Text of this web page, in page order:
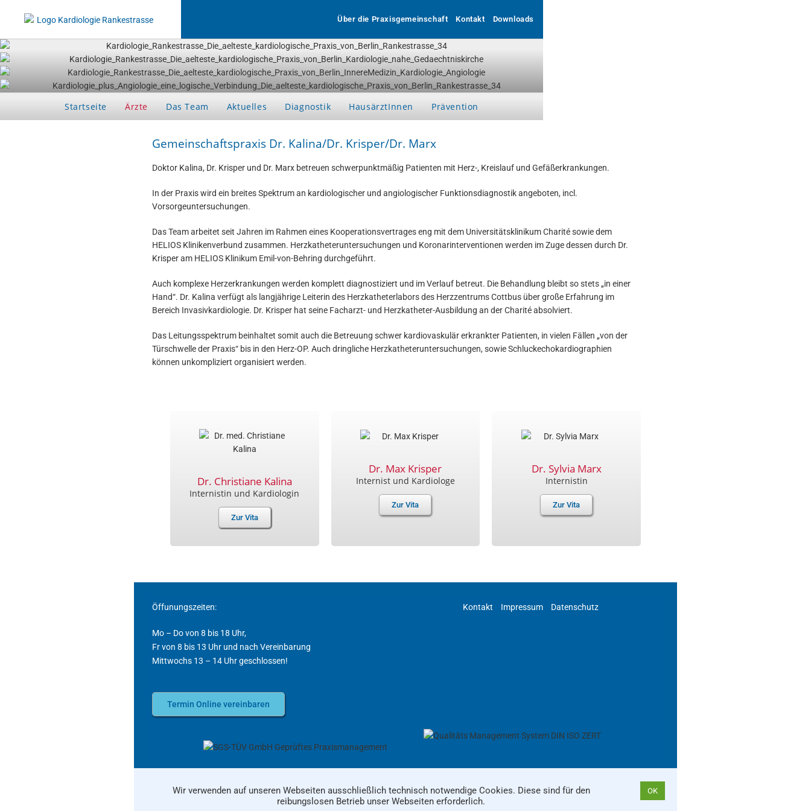
Über die Praxisgemeinschaft Kontakt Downloads
Startseite Ärzte Das Team Aktuelles Diagnostik HausärztInnen Prävention
Gemeinschaftspraxis Dr. Kalina/Dr. Krisper/Dr. Marx
Doktor Kalina, Dr. Krisper und Dr. Marx betreuen schwerpunktmäßig Patienten mit Herz-, Kreislauf und Gefäßerkrankungen.
In der Praxis wird ein breites Spektrum an kardiologischer und angiologischer Funktionsdiagnostik angeboten, incl.
Vorsorgeuntersuchungen.
Das Team arbeitet seit Jahren im Rahmen eines Kooperationsvertrages eng mit dem Universitätsklinikum Charité sowie dem
HELIOS Klinikenverbund zusammen. Herzkatheteruntersuchungen und Koronarinterventionen werden im Zuge dessen durch Dr.
Krisper am HELIOS Klinikum Emil-von-Behring durchgeführt.
Auch komplexe Herzerkrankungen werden komplett diagnostiziert und im Verlauf betreut. Die Behandlung bleibt so stets „in einer
Hand“. Dr. Kalina verfügt als langjährige Leiterin des Herzkatheterlabors des Herzzentrums Cottbus über große Erfahrung im
Bereich Invasivkardiologie. Dr. Krisper hat seine Facharzt- und Herzkatheter-Ausbildung an der Charité absolviert.
Das Leitungsspektrum beinhaltet somit auch die Betreuung schwer kardiovaskulär erkrankter Patienten, in vielen Fällen „von der
Türschwelle der Praxis“ bis in den Herz-OP. Auch dringliche Herzkatheteruntersuchungen, sowie Schluckechokardiographien
können unkompliziert organisiert werden.
Dr. Christiane Kalina
Internistin und Kardiologin
Zur Vita
Dr. Max Krisper
Internist und Kardiologe
Zur Vita
Dr. Sylvia Marx
Internistin
Zur Vita
Öffunungszeiten:
Mo – Do von 8 bis 18 Uhr,
Fr von 8 bis 13 Uhr und nach Vereinbarung
Mittwochs 13 – 14 Uhr geschlossen!
Termin Online vereinbaren
Kontakt Impressum Datenschutz
© Praxis Rankestrasse
Wir verwenden auf unseren Webseiten ausschließlich technisch notwendige Cookies. Diese sind für den
reibungslosen Betrieb unser Webseiten erforderlich.
OK